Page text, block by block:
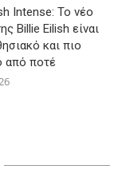
Intense: Το νέο
Billie Eilish είναι
και πιο
από ποτέ